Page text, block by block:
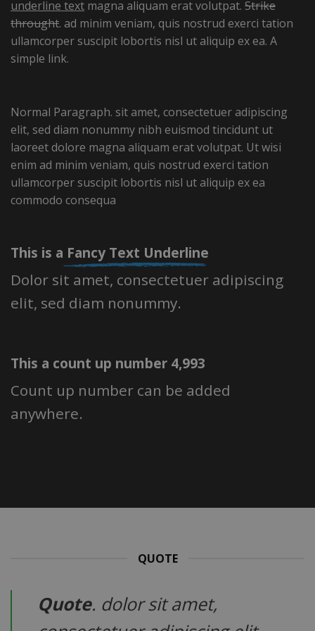
underline text magna aliquam erat volutpat. Strike
throught. ad minim veniam, quis nostrud exerci tation
ullamcorper suscipit lobortis nisl ut aliquip ex ea. A
simple link.
Normal Paragraph. sit amet, consectetuer adipiscing
elit, sed diam nonummy nibh euismod tincidunt ut
laoreet dolore magna aliquam erat volutpat. Ut wisi
enim ad minim veniam, quis nostrud exerci tation
ullamcorper suscipit lobortis nisl ut aliquip ex ea
commodo consequa
This is a Fancy Text Underline
Dolor sit amet, consectetuer adipiscing
elit, sed diam nonummy.
This a count up number 4,999
Count up number can be added
anywhere.
QUOTE
Quote. dolor sit amet,